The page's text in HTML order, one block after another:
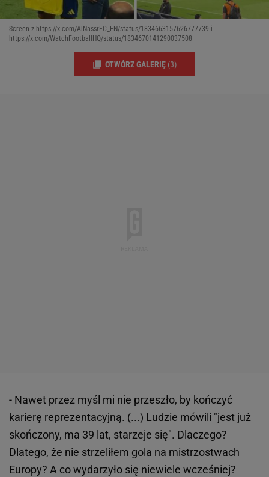
Screen z https://x.com/AlNassrFC_EN/status/1834663157626777739 i
https://x.com/WatchFootballHQ/status/1834670141290037508
OTWÓRZ GALERIĘ (3)
- Nawet przez myśl mi nie przeszło, by kończyć
karierę reprezentacyjną. (...) Ludzie mówili "jest już
skończony, ma 39 lat, starzeje się". Dlaczego?
Dlatego, że nie strzeliłem gola na mistrzostwach
Europy? A co wydarzyło się niewiele wcześniej?